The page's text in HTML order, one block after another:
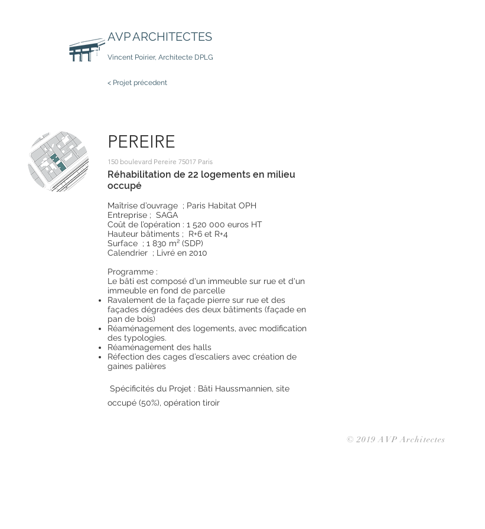
AVP ARCHITECTES
Vincent Poirier, Architecte DPLG
< Projet précedent
PEREIRE
150 boulevard Pereire 75017 Paris
Réhabilitation de 22 logements en milieu
occupé
Maîtrise d’ouvrage ; Paris Habitat OPH
Entreprise ; SAGA
Coût de l’opération : 1 520 000 euros HT
Hauteur bâtiments ; R+6 et R+4
Surface ; 1 830 m² (SDP)
Calendrier ; Livré en 2010
Programme :
Le bâti est composé d'un immeuble sur rue et d'un
immeuble en fond de parcelle
Ravalement de la façade pierre sur rue et des
façades dégradées des deux bâtiments (façade en
pan de bois)
Réaménagement des logements, avec modification
des typologies.
Réaménagement des halls
Réfection des cages d’escaliers avec création de
gaines palières
Spécificités du Projet : Bâti Haussmannien, site
occupé (50%), opération tiroir
© 2019 AVP Architectes